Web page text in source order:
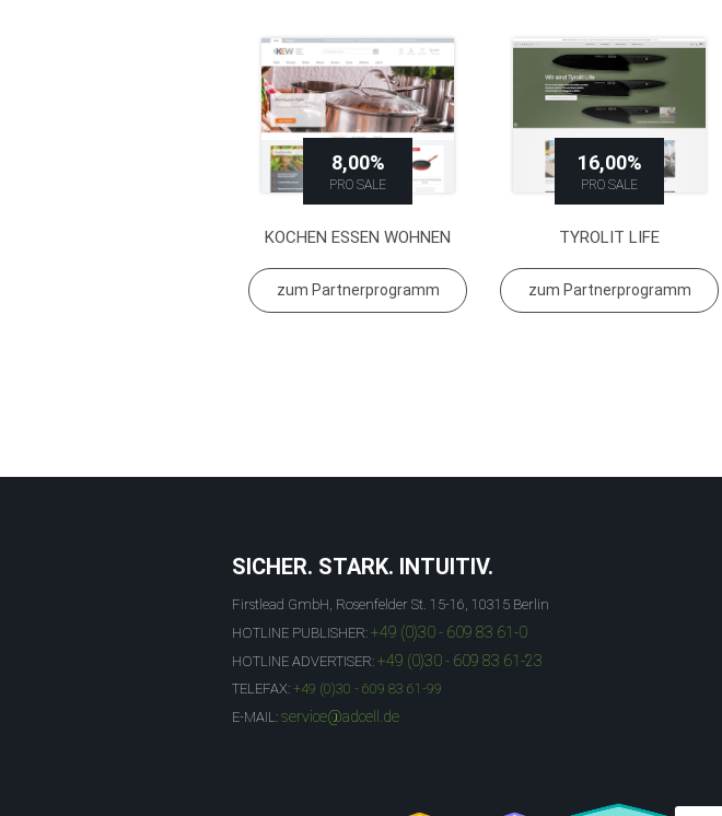
8,00%
PRO SALE
KOCHEN ESSEN WOHNEN
zum Partnerprogramm
16,00%
PRO SALE
TYROLIT LIFE
zum Partnerprogramm
SICHER. STARK. INTUITIV.
Firstlead GmbH, Rosenfelder St. 15-16, 10315 Berlin
HOTLINE PUBLISHER: +49 (0)30 - 609 83 61-0
HOTLINE ADVERTISER: +49 (0)30 - 609 83 61-23
TELEFAX: +49 (0)30 - 609 83 61-99
E-MAIL: service@adcell.de